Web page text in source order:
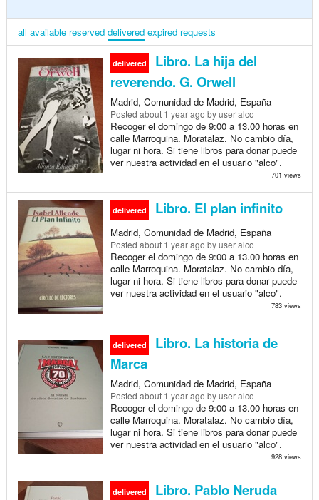
all available reserved delivered expired requests
delivered
Libro. La hija del
reverendo. G. Orwell
Madrid, Comunidad de Madrid, España
Posted about 1 year ago by user alco
Recoger el domingo de 9:00 a 13.00 horas en
calle Marroquina. Moratalaz. No cambio día,
lugar ni hora. Si tiene libros para donar puede
ver nuestra actividad en el usuario "alco".
701 views
delivered Libro. El plan infinito
Madrid, Comunidad de Madrid, España
Posted about 1 year ago by user alco
Recoger el domingo de 9:00 a 13.00 horas en
calle Marroquina. Moratalaz. No cambio día,
lugar ni hora. Si tiene libros para donar puede
ver nuestra actividad en el usuario "alco".
783 views
delivered
Libro. La historia de
Marca
Madrid, Comunidad de Madrid, España
Posted about 1 year ago by user alco
Recoger el domingo de 9:00 a 13.00 horas en
calle Marroquina. Moratalaz. No cambio día,
lugar ni hora. Si tiene libros para donar puede
ver nuestra actividad en el usuario "alco".
928 views
delivered Libro. Pablo Neruda